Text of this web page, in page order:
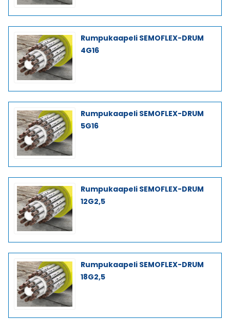
Rumpukaapeli SEMOFLEX-DRUM
4G16
Rumpukaapeli SEMOFLEX-DRUM
5G16
Rumpukaapeli SEMOFLEX-DRUM
12G2,5
Rumpukaapeli SEMOFLEX-DRUM
18G2,5